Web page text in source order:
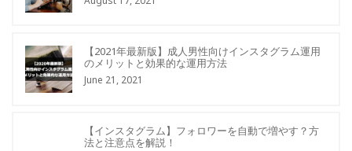
【2021年最新版】成人男性向けインスタグラム運用
のメリットと効果的な運用方法
June 21, 2021
【インスタグラム】フォロワーを自動で増やす？方
法と注意点を解説！